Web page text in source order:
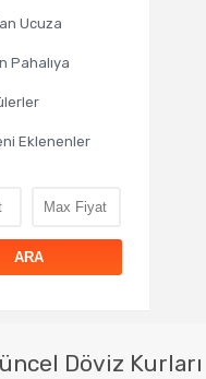
Ucuza
Pahalıya
Eklenenler
ARA
Döviz Kurları